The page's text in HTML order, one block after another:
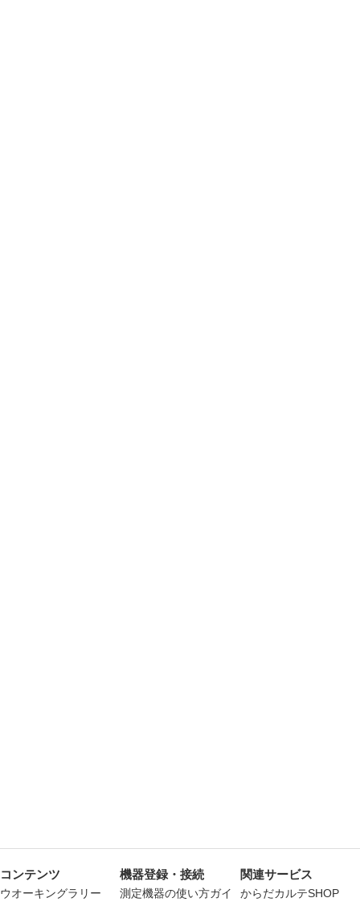
コンテンツ
ウオーキングラリー
機器登録・接続
測定機器の使い方ガイ
関連サービス
からだカルテSHOP